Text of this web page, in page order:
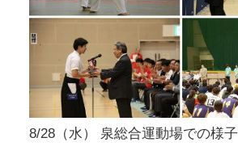
8/28（水） 泉総合運動場での様子